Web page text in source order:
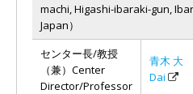
machi, Higashi-ibaraki-gun,
Japan）
センター長/教授
（兼）Center
Director/Professor
青木 大
Dai